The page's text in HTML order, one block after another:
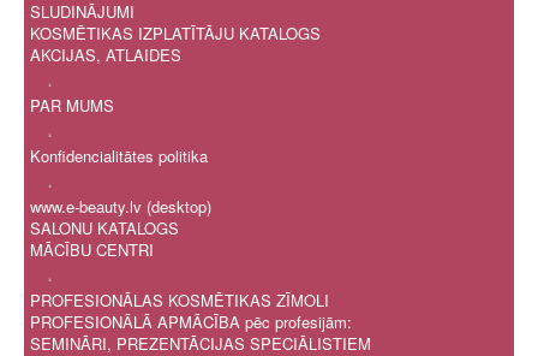
SLUDINĀJUMI
KOSMĒTIKAS IZPLATĪTĀJU KATALOGS
AKCIJAS, ATLAIDES
.
PAR MUMS
.
Konfidencialitātes politika
.
www.e-beauty.lv (desktop)
SALONU KATALOGS
MĀCĪBU CENTRI
.
PROFESIONĀLAS KOSMĒTIKAS ZĪMOLI
PROFESIONĀLĀ APMĀCĪBA pēc profesijām:
SEMINĀRI, PREZENTĀCIJAS SPECIĀLISTIEM